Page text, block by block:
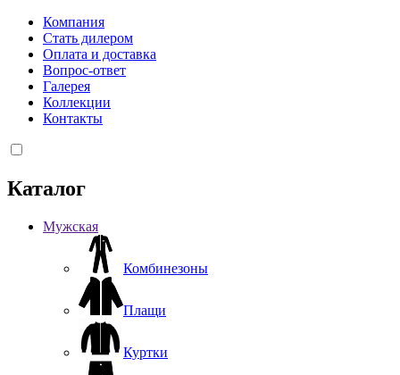
Компания
Стать дилером
Оплата и доставка
Вопрос-ответ
Галерея
Коллекции
Контакты
Каталог
Мужская
Комбинезоны
Плащи
Куртки